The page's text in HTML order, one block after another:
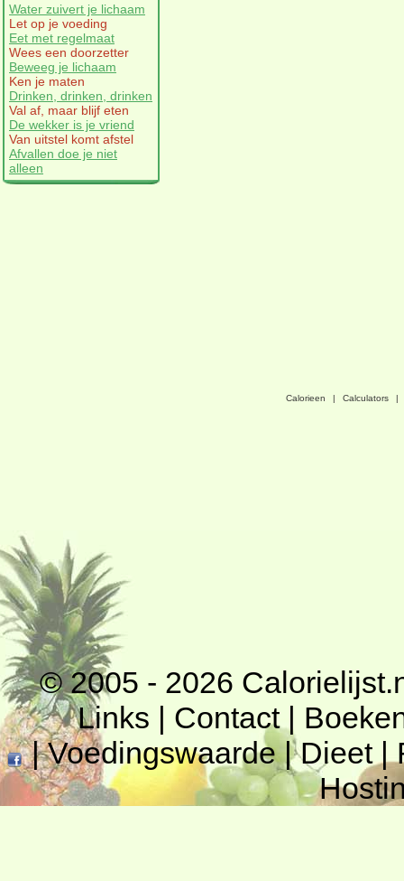
Water zuivert je lichaam
Let op je voeding
Eet met regelmaat
Wees een doorzetter
Beweeg je lichaam
Ken je maten
Drinken, drinken, drinken
Val af, maar blijf eten
De wekker is je vriend
Van uitstel komt afstel
Afvallen doe je niet
alleen
Calorieen | Calculators |
© 2005 - 2026
Links | Contact|
|Voedingswaarde|Dieet|